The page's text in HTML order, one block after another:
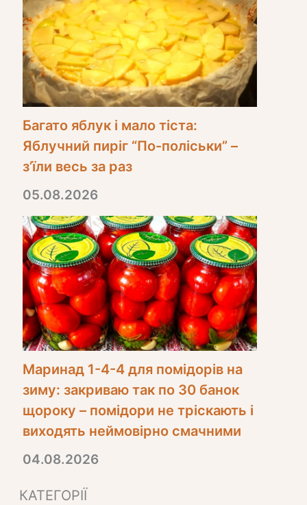
Багато яблук і мало тіста:
Яблучний пиріг “По-поліськи” –
з’їли весь за раз
05.08.2026
Маринад 1-4-4 для помідорів на
зиму: закриваю так по 30 банок
щороку – помідори не тріскають і
виходять неймовірно смачними
04.08.2026
КАТЕГОРІЇ